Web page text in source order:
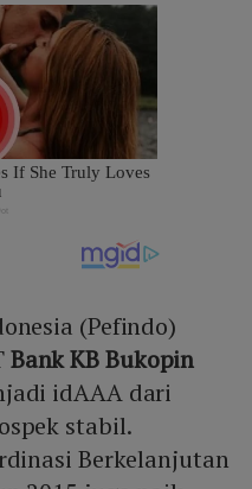
(Pefindo)
Bank KB Bukopin
idAAA dari
stabil.
Berkelanjutan